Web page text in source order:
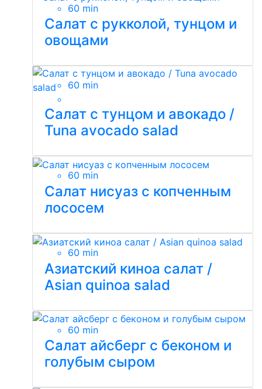
60 min
Салат с рукколой, тунцом и
овощами
60 min
Салат с тунцом и авокадо /
Tuna avocado salad
60 min
Салат нисуаз с копченным
лососем
60 min
Азиатский киноа салат /
Asian quinoa salad
60 min
Салат айсберг с беконом и
голубым сыром